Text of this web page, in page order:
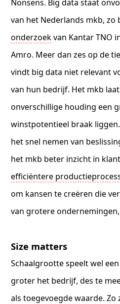
Nonsens. Big data staat
van het Nederlands mkb,
onderzoekvan Kantar TNO
Amro. Meer dan zes op de
vindt big data niet relevant
van hun bedrijf. Het mkb
onverschillige houding een
winstpotentieel braak
het snel nemen van
het mkb beter inzicht in
efficiëntere
om kansen te creëren die
van grotere
Size matters
Schaalgrootte speelt wel
groter het bedrijf, des te
als toegevoegde waarde.